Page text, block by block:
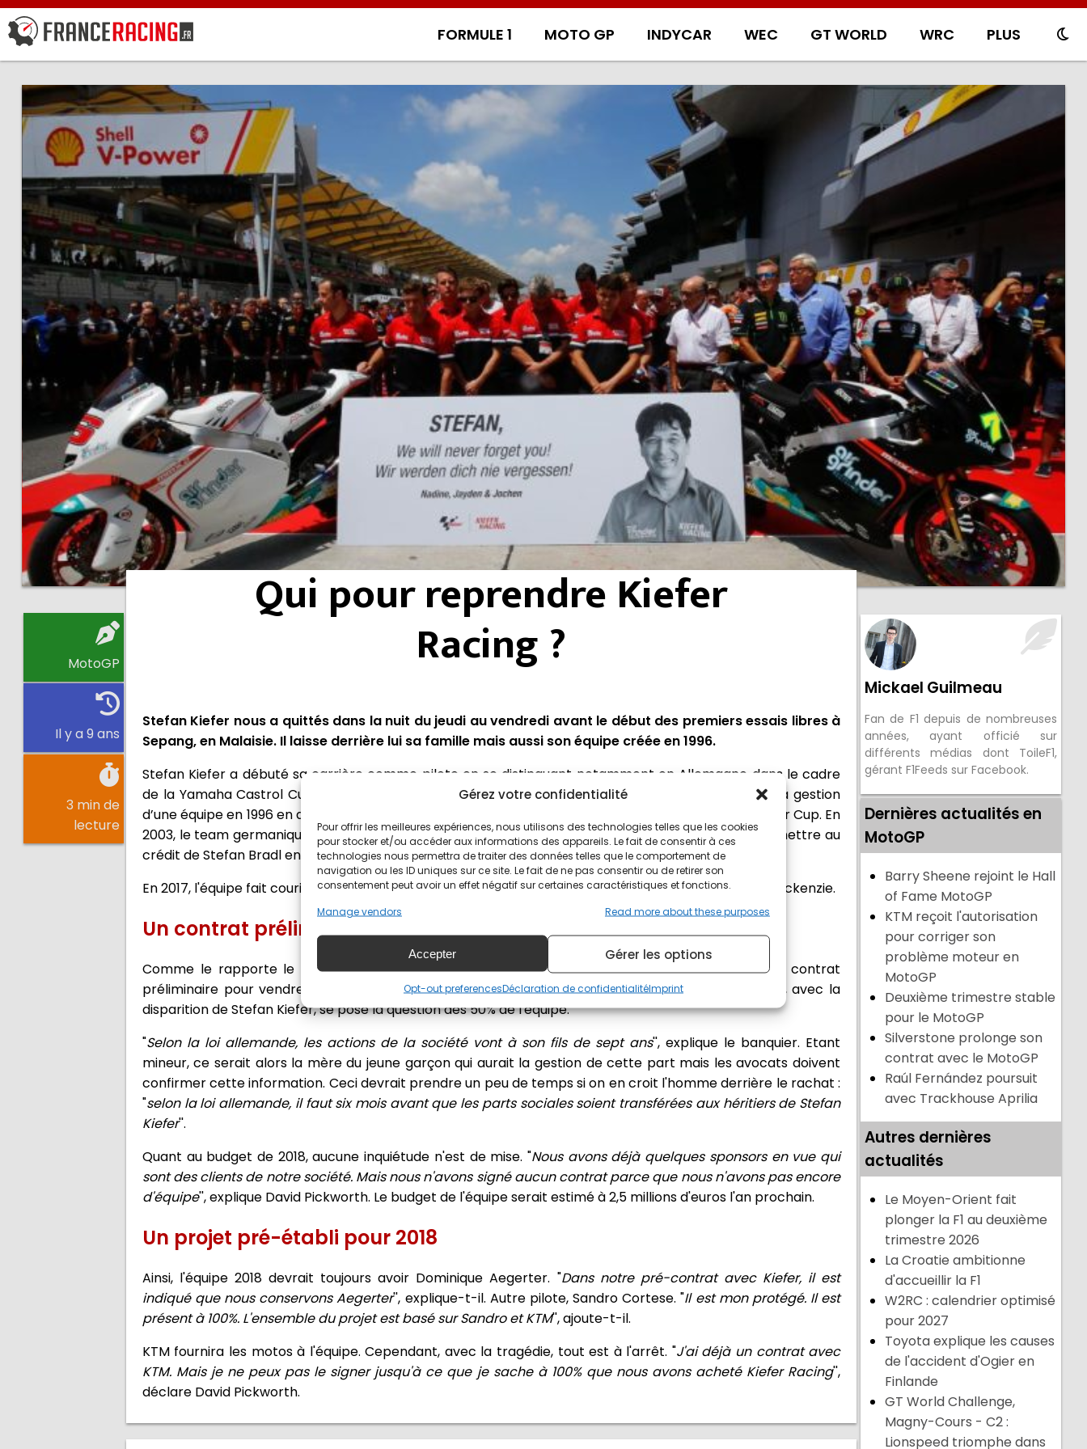
Gérez votre confidentialité
Pour offrir les meilleures expériences, nous utilisons des technologies telles que les cookies
pour stocker et/ou accéder aux informations des appareils. Le fait de consentir à ces
technologies nous permettra de traiter des données telles que le comportement de
navigation ou les ID uniques sur ce site. Le fait de ne pas consentir ou de retirer son
consentement peut avoir un effet négatif sur certaines caractéristiques et fonctions.
Manage vendors
Read more about these purposes
Accepter Gérer les options
Opt-out preferencesDéclaration de confidentialitéImprint
FORMULE 1 MOTO GP INDYCAR WEC GT WORLD WRC PLUS
MotoGP
Il y a 9 ans
3 min de
lecture
Qui pour reprendre Kiefer
Racing ?
Stefan Kiefer nous a quittés dans la nuit du jeudi au vendredi avant le début des premiers essais libres à
Sepang, en Malaisie. Il laisse derrière lui sa famille mais aussi son équipe créée en 1996.
Stefan Kiefer a débuté sa carrière comme pilote en se distinguant notamment en Allemagne dans le cadre
de la Yamaha Castrol Cup en 1989 et 1990 avant de changer de voie. Il fit ses premiers pas dans la gestion
d’une équipe en 1996 en développant le Kiefer Racing, avec son frère Jochen, au sein de l’ADAC Junior Cup. En
2003, le team germanique fit son entrée sur la scène mondiale avec un premier succès en 2008 à mettre au
crédit de Stefan Bradl en 125cc.
En 2017, l'équipe fait courir en Moto2, où elle est établie depuis 2010, Dominique Aegerter et Tarran Mackenzie.
Un contrat préliminaire signé peu avant sa mort
Comme le rapporte le banquier d'affaires britannique David Pickworth, Stefan Kiefer a signé un contrat
préliminaire pour vendre l'équipe. Des investisseurs russes seraient derrière ce rachat. Seulement, avec la
disparition de Stefan Kiefer, se pose la question des 50% de l'équipe.
"Selon la loi allemande, les actions de la société vont à son fils de sept ans'', explique le banquier. Etant
mineur, ce serait alors la mère du jeune garçon qui aurait la gestion de cette part mais les avocats doivent
confirmer cette information. Ceci devrait prendre un peu de temps si on en croit l'homme derrière le rachat :
"selon la loi allemande, il faut six mois avant que les parts sociales soient transférées aux héritiers de Stefan
Kiefer''.
Quant au budget de 2018, aucune inquiétude n'est de mise. "Nous avons déjà quelques sponsors en vue qui
sont des clients de notre société. Mais nous n'avons signé aucun contrat parce que nous n'avons pas encore
d'équipe'', explique David Pickworth. Le budget de l'équipe serait estimé à 2,5 millions d'euros l'an prochain.
Un projet pré-établi pour 2018
Ainsi, l'équipe 2018 devrait toujours avoir Dominique Aegerter. "Dans notre pré-contrat avec Kiefer, il est
indiqué que nous conservons Aegerter'', explique-t-il. Autre pilote, Sandro Cortese. "Il est mon protégé. Il est
présent à 100%. L'ensemble du projet est basé sur Sandro et KTM'', ajoute-t-il.
KTM fournira les motos à l'équipe. Cependant, avec la tragédie, tout est à l'arrêt. "J'ai déjà un contrat avec
KTM. Mais je ne peux pas le signer jusqu'à ce que je sache à 100% que nous avons acheté Kiefer Racing'',
déclare David Pickworth.
Mickael Guilmeau
Fan de F1 depuis de nombreuses
années, ayant officié sur
différents médias dont ToileF1,
gérant F1Feeds sur Facebook.
Dernières actualités en
MotoGP
Barry Sheene rejoint le Hall
of Fame MotoGP
KTM reçoit l'autorisation
pour corriger son
problème moteur en
MotoGP
Deuxième trimestre stable
pour le MotoGP
Silverstone prolonge son
contrat avec le MotoGP
Raúl Fernández poursuit
avec Trackhouse Aprilia
Autres dernières
actualités
Le Moyen-Orient fait
plonger la F1 au deuxième
trimestre 2026
La Croatie ambitionne
d'accueillir la F1
W2RC : calendrier optimisé
pour 2027
Toyota explique les causes
de l'accident d'Ogier en
Finlande
GT World Challenge,
Magny-Cours - C2 :
Lionspeed triomphe dans